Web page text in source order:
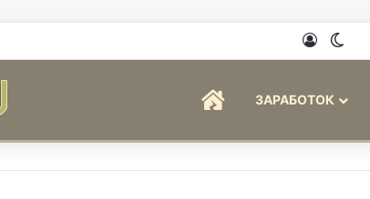
Войти
ГЛАВНАЯЗАРАБОТОК